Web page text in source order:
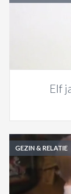
Elf
GEZIN & RELATIE